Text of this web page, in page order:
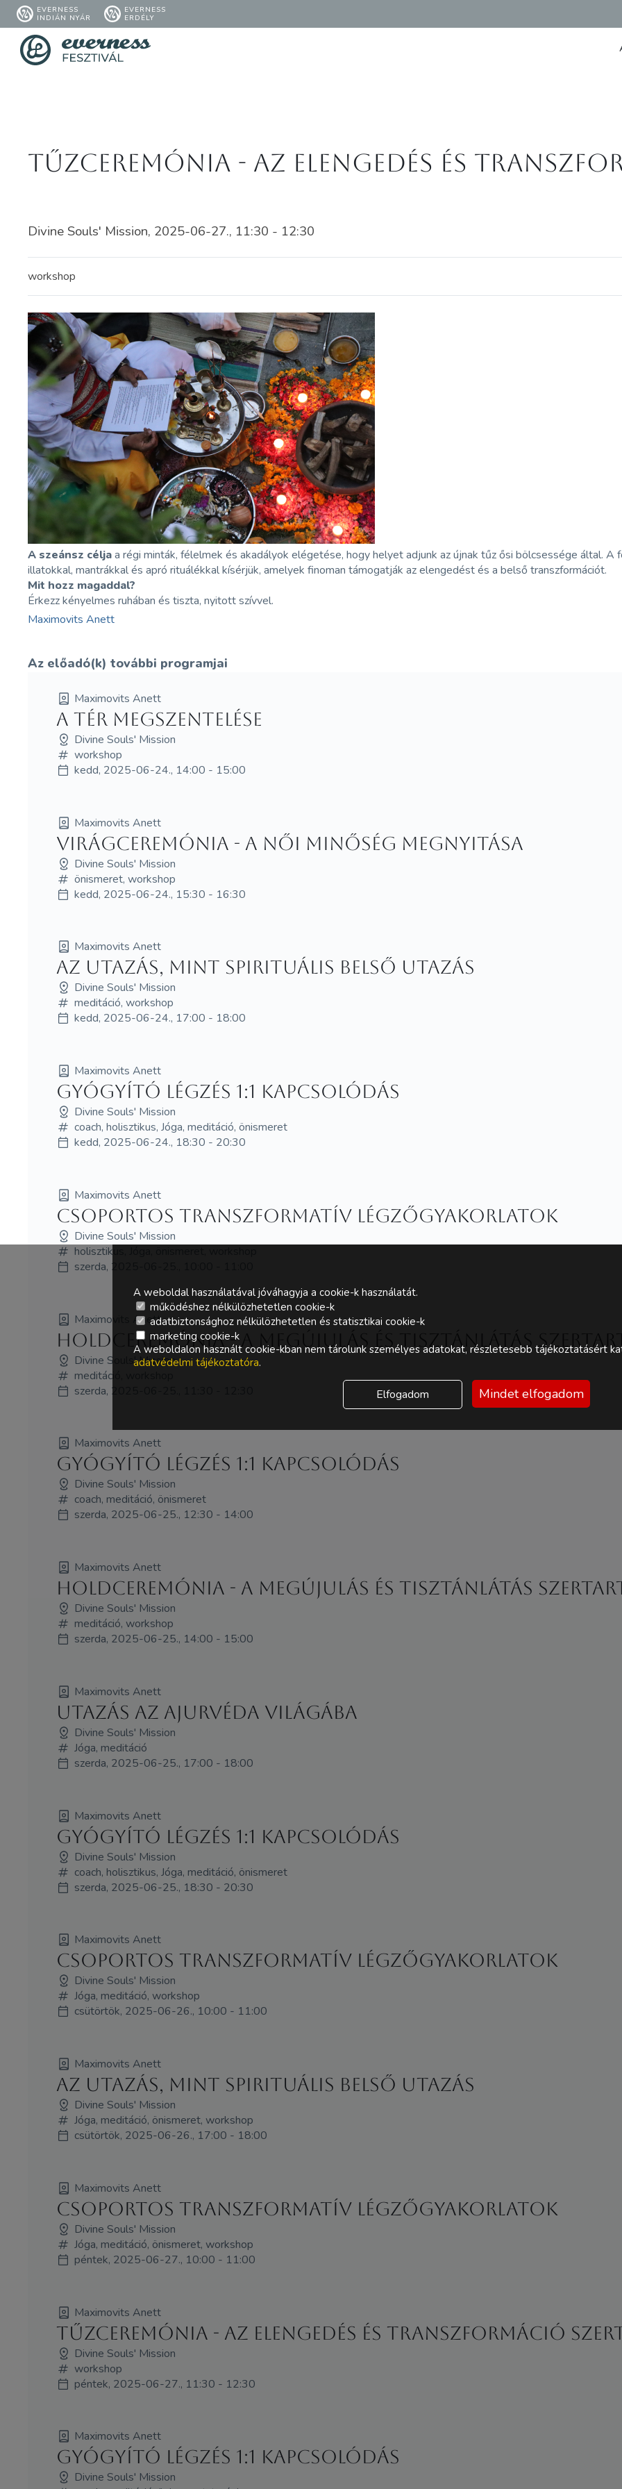
EVERNESS
INDIÁN NYÁR
EVERNESS
ERDÉLY
Tűzceremónia - Az Elengedés és
Divine Souls' Mission, 2025-06-27., 11:30 - 12:30
workshop
A szeánsz céljaa régi minták, félelmek és akadályok elégetése, hogy helyet adjunk az újnak tűz ősi bölcsessége által.
illatokkal, mantrákkal és apró rituálékkal kísérjük, amelyek finoman támogatják az elengedést és a belső transzformációt.
Mit hozz magaddal?
Érkezz kényelmes ruhában és tiszta, nyitott szívvel.
Maximovits Anett
Az előadó(k) további programjai
Maximovits Anett
A Tér megszentelése
Divine Souls' Mission
workshop
kedd, 2025-06-24., 14:00 - 15:00
Maximovits Anett
Virágceremónia - A Női Minőség Megnyitása
Divine Souls' Mission
önismeret, workshop
kedd, 2025-06-24., 15:30 - 16:30
Maximovits Anett
Az Utazás, mint Spirituális Belső Utazás
Divine Souls' Mission
meditáció, workshop
kedd, 2025-06-24., 17:00 - 18:00
Maximovits Anett
Gyógyító Légzés 1:1 Kapcsolódás
Divine Souls' Mission
coach, holisztikus, Jóga, meditáció, önismeret
kedd, 2025-06-24., 18:30 - 20:30
Maximovits Anett
Csoportos Transzformatív Légzőgyakorlatok
Divine Souls' Mission
holisztikus, Jóga, önismeret, workshop
szerda, 2025-06-25., 10:00 - 11:00
Maximovits Anett
Holdceremónia - A Megújulás és Tisztánlátás
Divine Souls' Mission
meditáció, workshop
szerda, 2025-06-25., 11:30 - 12:30
Maximovits Anett
Gyógyító Légzés 1:1 Kapcsolódás
Divine Souls' Mission
coach, meditáció, önismeret
szerda, 2025-06-25., 12:30 - 14:00
Maximovits Anett
Holdceremónia - A Megújulás és Tisztánlátás
Divine Souls' Mission
meditáció, workshop
szerda, 2025-06-25., 14:00 - 15:00
Maximovits Anett
Utazás az ajurvéda világába
Divine Souls' Mission
Jóga, meditáció
szerda, 2025-06-25., 17:00 - 18:00
Maximovits Anett
Gyógyító Légzés 1:1 Kapcsolódás
Divine Souls' Mission
coach, holisztikus, Jóga, meditáció, önismeret
szerda, 2025-06-25., 18:30 - 20:30
Maximovits Anett
Csoportos Transzformatív Légzőgyakorlatok
Divine Souls' Mission
Jóga, meditáció, workshop
csütörtök, 2025-06-26., 10:00 - 11:00
Maximovits Anett
Az utazás, mint spirituális belső utazás
Divine Souls' Mission
Jóga, meditáció, önismeret, workshop
csütörtök, 2025-06-26., 17:00 - 18:00
Maximovits Anett
Csoportos Transzformatív Légzőgyakorlatok
Divine Souls' Mission
Jóga, meditáció, önismeret, workshop
péntek, 2025-06-27., 10:00 - 11:00
Maximovits Anett
Tűzceremónia - Az Elengedés és Transzformáció
Divine Souls' Mission
workshop
péntek, 2025-06-27., 11:30 - 12:30
Maximovits Anett
Gyógyító Légzés 1:1 Kapcsolódás
Divine Souls' Mission
A weboldal használatával jóváhagyja a cookie-k használatát.
működéshez nélkülözhetetlen cookie-k
adatbiztonsághoz nélkülözhetetlen és statisztikai cookie-k
marketing cookie-k
A weboldalon használt cookie-kban nem tárolunk személyes adatokat, részletesebb tájékoztatásért
adatvédelmi tájékoztatóra.
Elfogadom Mindet elfogadom